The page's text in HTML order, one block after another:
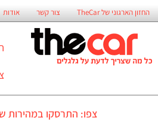
החזון הארגוני של TheCar צור קשר אודות
צפו: התרסקו במהירות של מעל ל-300